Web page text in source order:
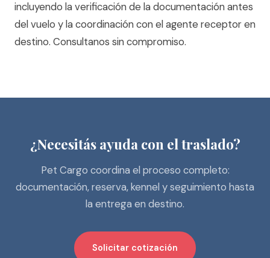
incluyendo la verificación de la documentación antes
del vuelo y la coordinación con el agente receptor en
destino. Consultanos sin compromiso.
¿Necesitás ayuda con el traslado?
Pet Cargo coordina el proceso completo:
documentación, reserva, kennel y seguimiento hasta
la entrega en destino.
Solicitar cotización